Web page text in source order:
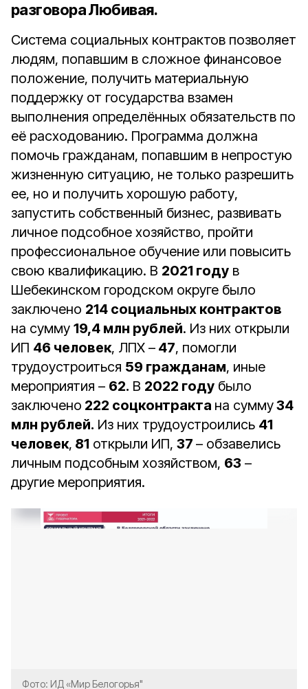
разговора Любивая.
Система социальных контрактов позволяет
людям, попавшим в сложное финансовое
положение, получить материальную
поддержку от государства взамен
выполнения определённых обязательств по
её расходованию. Программа должна
помочь гражданам, попавшим в непростую
жизненную ситуацию, не только разрешить
ее, но и получить хорошую работу,
запустить собственный бизнес, развивать
личное подсобное хозяйство, пройти
профессиональное обучение или повысить
свою квалификацию. В 2021 году в
Шебекинском городском округе было
заключено 214 социальных контрактов
на сумму 19,4 млн рублей. Из них открыли
ИП 46 человек, ЛПХ – 47, помогли
трудоустроиться 59 гражданам, иные
мероприятия – 62. В 2022 году было
заключено 222 соцконтракта на сумму34
млн рублей. Из них трудоустроились 41
человек, 81 открыли ИП, 37 – обзавелись
личным подсобным хозяйством, 63 –
другие мероприятия.
Фото: ИД «Мир Белогорья"